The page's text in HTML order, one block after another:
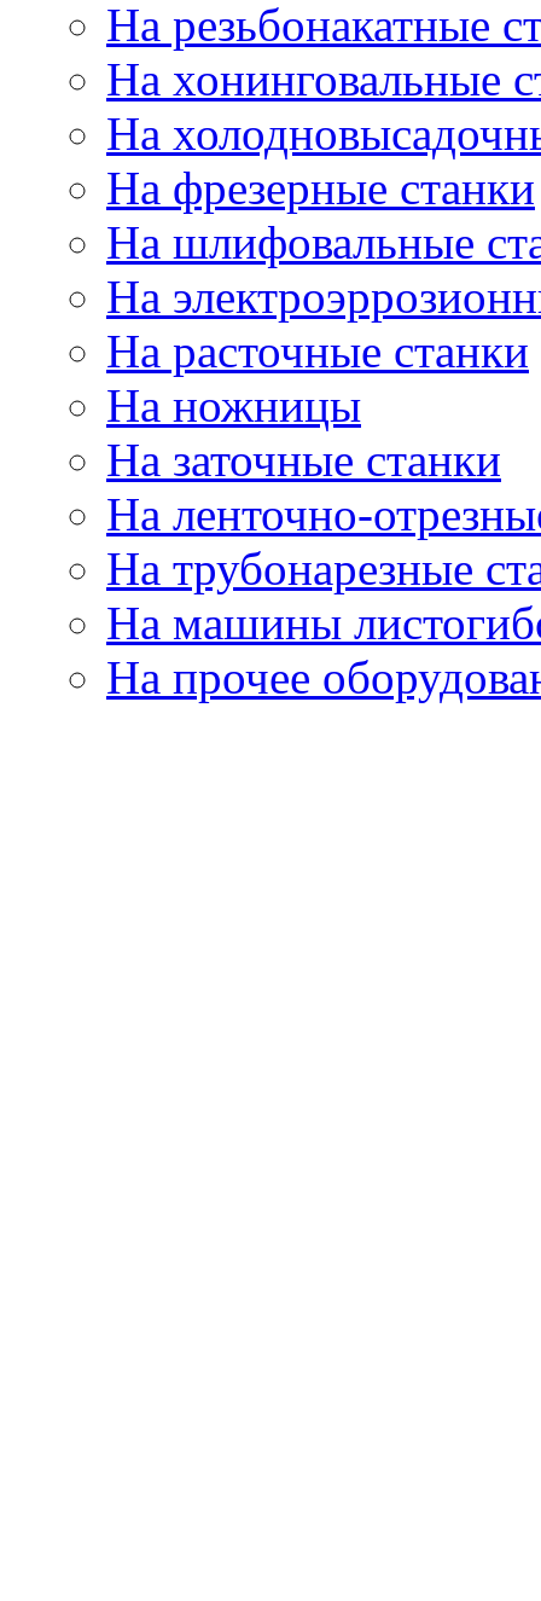
На резьбонакатные
На хонинговальные
На
На фрезерные станки
На шлифовальные
На
На расточные станки
На ножницы
На заточные станки
На ленточно-
На трубонарезные
На машины
На прочее